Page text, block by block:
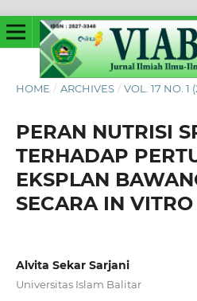
HOME / ARCHIVES / VOL. 17 NO. 1
PERAN NUTRISI
TERHADAP
EKSPLAN
SECARA IN VITRO
Alvita Sekar Sarjani
Universitas Islam Balitar